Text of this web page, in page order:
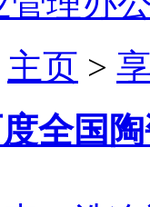
主页 >
全国